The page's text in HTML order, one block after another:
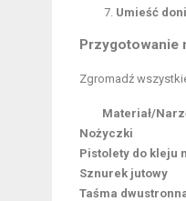
Umieść
Przygotowanie
Zgromadź
Materiał/
Nożyczki
Pistolety do kleju
Sznurek jutowy
Taśma